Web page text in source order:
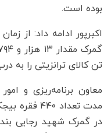
بوده است.
اکبرپور ادامه داد: از
تن کالای ترانزیتی را به
معاون برنامه‌ریزی و
در گمرک شهید رجایی